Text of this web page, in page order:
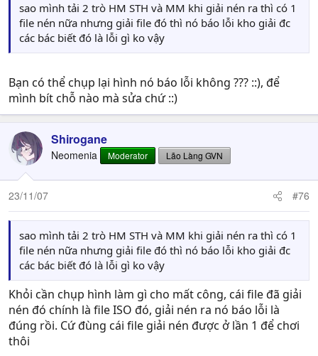
sao mình tải 2 trò HM STH và MM khi giải nén ra thì có 1
file nén nữa nhưng giải file đó thì nó báo lỗi kho giải đc
các bác biết đó là lỗi gì ko vậy
Bạn có thể chụp lại hình nó báo lỗi không ??? ::), để
mình bít chỗ nào mà sửa chứ ::)
Shirogane
Neomenia Moderator Lão Làng GVN
23/11/07 #76
sao mình tải 2 trò HM STH và MM khi giải nén ra thì có 1
file nén nữa nhưng giải file đó thì nó báo lỗi kho giải đc
các bác biết đó là lỗi gì ko vậy
Khỏi cần chụp hình làm gì cho mất công, cái file đã giải
nén đó chính là file ISO đó, giải nén ra nó báo lỗi là
đúng rồi. Cứ đùng cái file giải nén được ở lần 1 để chơi
thôi